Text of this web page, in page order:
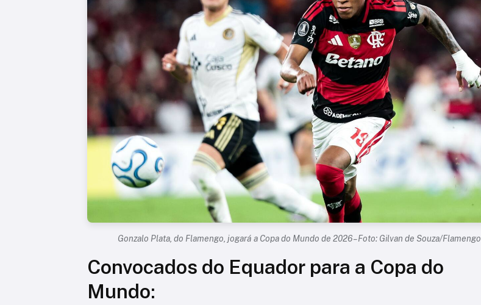
Gonzalo Plata, do Flamengo, jogará a Copa do Mundo de 2026 – Foto: Gilvan de Souza/Flamengo
Convocados do Equador para a Copa do
Mundo: